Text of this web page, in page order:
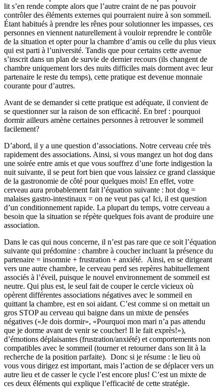
lit s’en rende compte alors que l’autre craint de ne pas pouvoir
contrôler des éléments externes qui pourraient nuire à son sommeil.
Étant habitués à prendre les rênes pour solutionner les impasses, ces
personnes en viennent naturellement à vouloir reprendre le contrôle
de la situation et opter pour la chambre d’amis ou celle du plus vieux
qui est parti à l’université. Tandis que pour certains cette avenue
s’inscrit dans un plan de survie de dernier recours (ils changent de
chambre uniquement lors des nuits difficiles mais dorment avec leur
partenaire le reste du temps), cette pratique est devenue monnaie
courante pour d’autres.
Avant de se demander si cette pratique est adéquate, il convient de
se questionner sur la raison de son efficacité. En bref : pourquoi
dormir ailleurs amène certaines personnes à retrouver le sommeil
facilement?
D’abord, il y a une question d’associations. Notre cerveau crée très
rapidement des associations. Ainsi, si vous mangez un hot dog dans
une soirée entre amis et que vous souffrez d’une forte indigestion la
nuit suivante, il se peut fort bien que vous laissiez ce grand classique
de la gastronomie de côté pour quelques mois! En effet, votre
cerveau aura probablement fait l’équation suivante : hot dog =
malaises gastro-intestinaux = on ne veut pas ça! Ici, il est question
d’un conditionnement rapide. La plupart du temps, votre cerveau a
besoin que la situation se répète quelques fois avant de produire une
association.
Dans le cas qui nous concerne, il n’est pas rare que ce soit l’équation
suivante qui prédomine : chambre à coucher incluant la présence du
partenaire = insomnie + frustration + anxiété. Ainsi, en se dirigeant
vers une autre chambre, le cerveau perd ses repères habituellement
associés à l’éveil, puisque le nouvel environnement de sommeil est
neutre. Qui plus est, le seul fait de couper le cercle vicieux où
opèrent différentes associations négatives avec le sommeil en
quittant la chambre, est en soi aidant. C’est comme si on mettait un
gros STOP au cerveau qui baigne dans un mixte de pensées
négatives («Je dois dormir», «Pourquoi mon mari n’a pas attendu
que je dorme avant de venir se coucher! Il le fait exprès!»),
d’émotions déplaisantes (frustration/anxiété) et comportements non
compatibles avec le sommeil (tourner et retourner dans son lit à la
recherche de la position parfaite). Donc si je résume : le lieu où
vous vous dirigez est important, mais l’action de se déplacer vers un
autre lieu et de casser le cycle l’est encore plus! C’est un mixte de
ces deux éléments qui explique l’efficacité de cette stratégie.